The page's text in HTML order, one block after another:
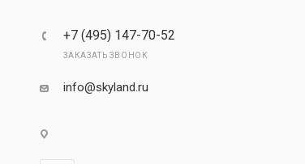
+7 (495) 147-70-52
ЗАКАЗАТЬ ЗВОНОК
info@skyland.ru